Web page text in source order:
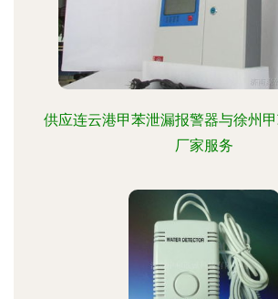
供应连云港甲苯泄漏报警器与徐州
厂家服务